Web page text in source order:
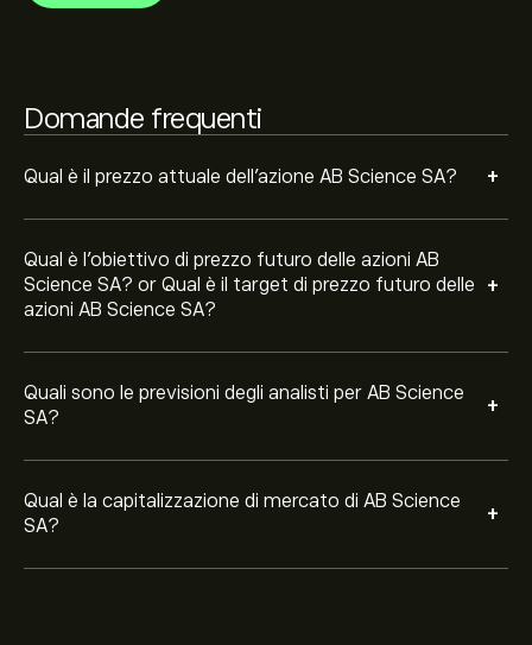
Domande frequenti
Qual è il prezzo attuale dell'azione AB Science SA? +
Qual è l'obiettivo di prezzo futuro delle azioni AB
Science SA? or Qual è il target di prezzo futuro delle
azioni AB Science SA?
+
Quali sono le previsioni degli analisti per AB Science
SA?
+
Qual è la capitalizzazione di mercato di AB Science
SA?
+